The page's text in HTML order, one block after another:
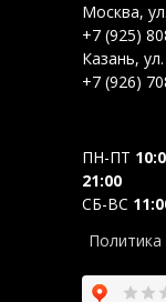
Москва,
+7 (925)
Казань,
+7 (926)
ПН-ПТ
21:00
СБ-ВС